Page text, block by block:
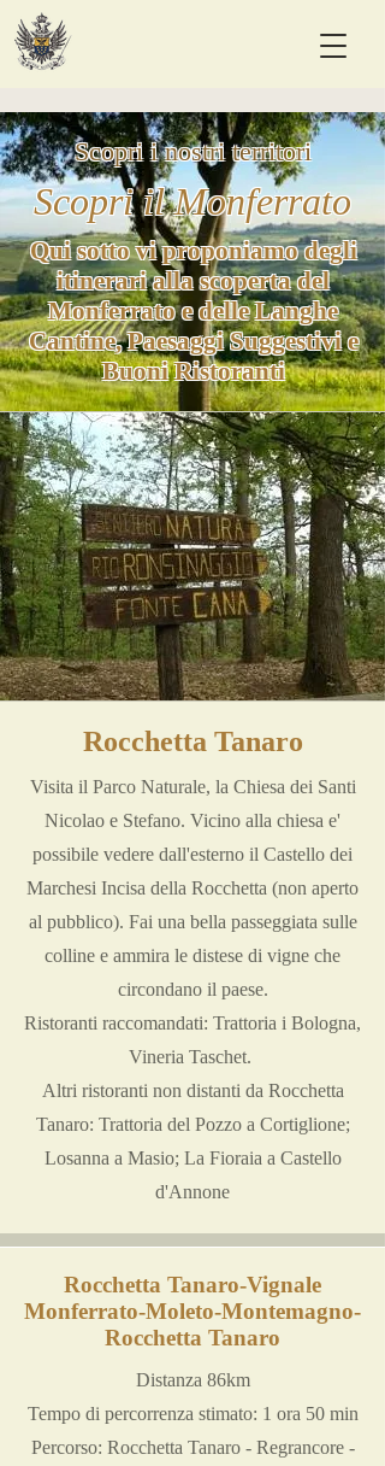
Scopri i nostri territori
Scopri il Monferrato
Qui sotto vi proponiamo degli
itinerari alla scoperta del
Monferrato e delle Langhe
Cantine, Paesaggi Suggestivi e
Buoni Ristoranti
Rocchetta Tanaro
Visita il Parco Naturale, la Chiesa dei Santi
Nicolao e Stefano. Vicino alla chiesa e'
possibile vedere dall'esterno il Castello dei
Marchesi Incisa della Rocchetta (non aperto
al pubblico). Fai una bella passeggiata sulle
colline e ammira le distese di vigne che
circondano il paese.
Ristoranti raccomandati: Trattoria i Bologna,
Vineria Taschet.
Altri ristoranti non distanti da Rocchetta
Tanaro: Trattoria del Pozzo a Cortiglione;
Losanna a Masio; La Fioraia a Castello
d'Annone
Rocchetta Tanaro-Vignale
Monferrato-Moleto-Montemagno-
Rocchetta Tanaro
Distanza 86km
Tempo di percorrenza stimato: 1 ora 50 min
Percorso: Rocchetta Tanaro - Regrancore -